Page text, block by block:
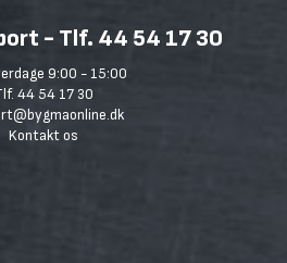
- Tlf. 44 54 17 30
9:00 - 15:00
44 54 17 30
Kontakt os